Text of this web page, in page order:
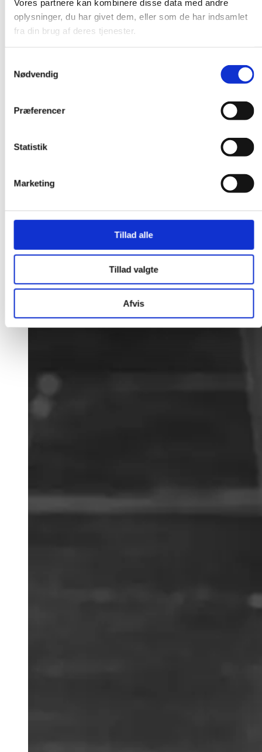
Vores partnere kan kombinere disse data med andre
oplysninger, du har givet dem, eller som de har indsamlet
fra din brug af deres tjenester.
Nødvendig
Præferencer
Statistik
Marketing
Tillad alle
Tillad valgte
Afvis